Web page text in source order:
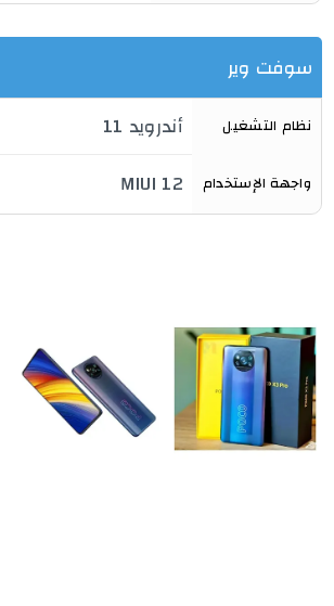
سوفت وير
نظام التشغيل أندرويد 11
واجهة الإستخدام MIUI 12